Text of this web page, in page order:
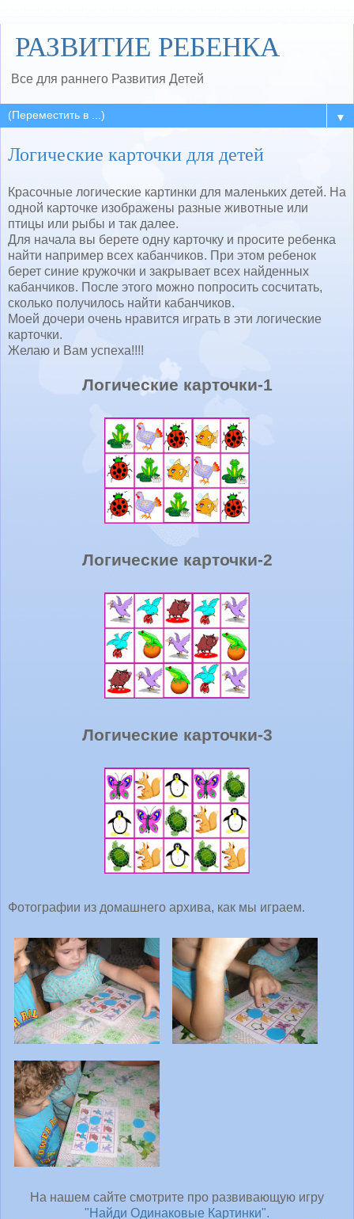
РАЗВИТИЕ РЕБЕНКА
Все для раннего Развития Детей
▼
Логические карточки для детей
Красочные логические картинки для маленьких детей. На
одной карточке изображены разные животные или
птицы или рыбы и так далее.
Для начала вы берете одну карточку и просите ребенка
найти например всех кабанчиков. При этом ребенок
берет синие кружочки и закрывает всех найденных
кабанчиков. После этого можно попросить сосчитать,
сколько получилось найти кабанчиков.
Моей дочери очень нравится играть в эти логические
карточки.
Желаю и Вам успеха!!!!
Логические карточки-1
Логические карточки-2
Логические карточки-3
Фотографии из домашнего архива, как мы играем.
На нашем сайте смотрите про развивающую игру
"Найди Одинаковые Картинки".